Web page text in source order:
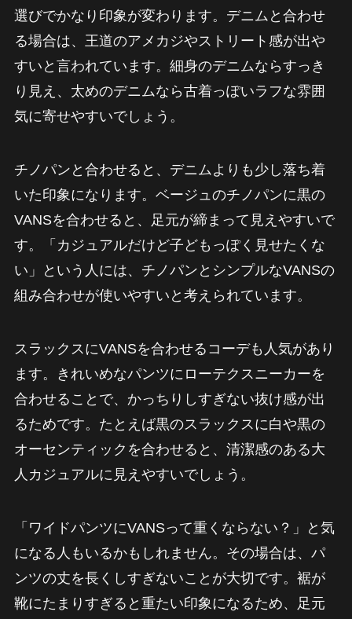
選びでかなり印象が変わります。デニムと合わせ
る場合は、王道のアメカジやストリート感が出や
すいと言われています。細身のデニムならすっき
り見え、太めのデニムなら古着っぽいラフな雰囲
気に寄せやすいでしょう。
チノパンと合わせると、デニムよりも少し落ち着
いた印象になります。ベージュのチノパンに黒の
VANSを合わせると、足元が締まって見えやすいで
す。「カジュアルだけど子どもっぽく見せたくな
い」という人には、チノパンとシンプルなVANSの
組み合わせが使いやすいと考えられています。
スラックスにVANSを合わせるコーデも人気があり
ます。きれいめなパンツにローテクスニーカーを
合わせることで、かっちりしすぎない抜け感が出
るためです。たとえば黒のスラックスに白や黒の
オーセンティックを合わせると、清潔感のある大
人カジュアルに見えやすいでしょう。
「ワイドパンツにVANSって重くならない？」と気
になる人もいるかもしれません。その場合は、パ
ンツの丈を長くしすぎないことが大切です。裾が
靴にたまりすぎると重たい印象になるため、足元